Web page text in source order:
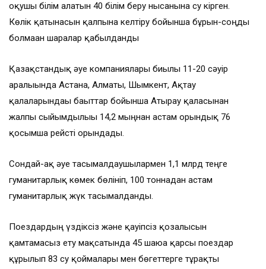
оқушы білім алатын 40 білім беру нысанына су кірген.
Көлік қатынасын қалпына келтіру бойынша бұрын-соңды
болмаған шаралар қабылданды
Қазақстандық әуе компаниялары биылғы 11-20 сәуір
аралығында Астана, Алматы, Шымкент, Ақтау
қалаларындағы бағыттар бойынша Атырау қаласынан
жалпы сыйымдылығы 14,2 мыңнан астам орындық 76
қосымша рейсті орындады.
Сондай-ақ әуе тасымалдаушылармен 1,1 млрд теңге
гуманитарлық көмек бөлініп, 100 тоннадан астам
гуманитарлық жүк тасымалданды.
Поездардың үздіксіз және қауіпсіз қозғалысын
қамтамасыз ету мақсатында 45 шаюға қарсы поездар
құрылып 83 су қоймалары мен бөгеттерге тұрақты